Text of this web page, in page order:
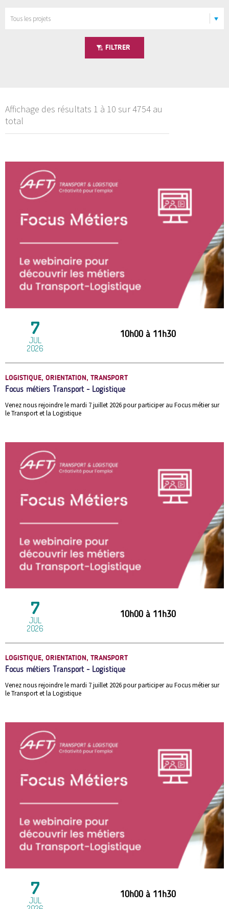
FILTRER
Affichage des résultats 1 à 10 sur 4754 au
total
7
JUL
2026
10h00 à 11h30
LOGISTIQUE, ORIENTATION, TRANSPORT
Focus métiers Transport - Logistique
Venez nous rejoindre le mardi 7 juillet 2026 pour participer au Focus métier sur
le Transport et la Logistique
7
JUL
2026
10h00 à 11h30
LOGISTIQUE, ORIENTATION, TRANSPORT
Focus métiers Transport - Logistique
Venez nous rejoindre le mardi 7 juillet 2026 pour participer au Focus métier sur
le Transport et la Logistique
7
JUL
10h00 à 11h30